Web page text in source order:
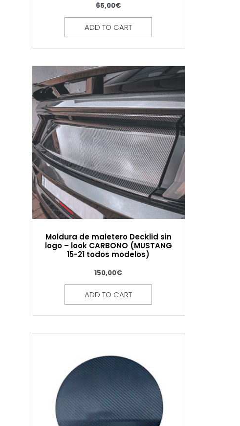
65,00€
ADD TO CART
Moldura de maletero Decklid sin
logo – look CARBONO (MUSTANG
15-21 todos modelos)
150,00€
ADD TO CART